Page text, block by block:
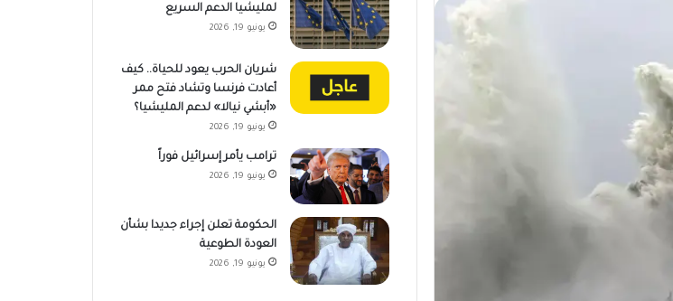
لمليشيا الدعم السريع
يونيو 19, 2026
شريان الحرب يعود للحياة.. كيف
أعادت فرنسا وتشاد فتح ممر
«أبشي نيالا» لدعم المليشيا؟
يونيو 19, 2026
ترامب يأمر إسرائيل فوراً
يونيو 19, 2026
الحكومة تعلن إجراء جديدا بشأن
العودة الطوعية
يونيو 19, 2026